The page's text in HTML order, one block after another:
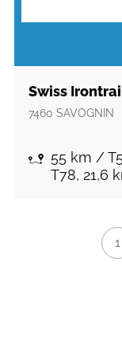
Swiss
7460 SAVOGNIN
55 km /
T78, 21,6
1